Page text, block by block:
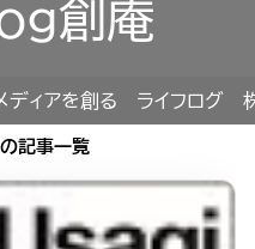
創庵
ディアを創る ライフログ
の記事一覧